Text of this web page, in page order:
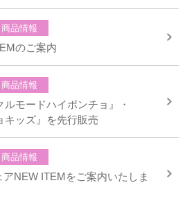
商品情報
のご案内
商品情報
ルモードハイポンチョ』・
キッズ』を先行販売
商品情報
アNEW ITEMをご案内いたしま